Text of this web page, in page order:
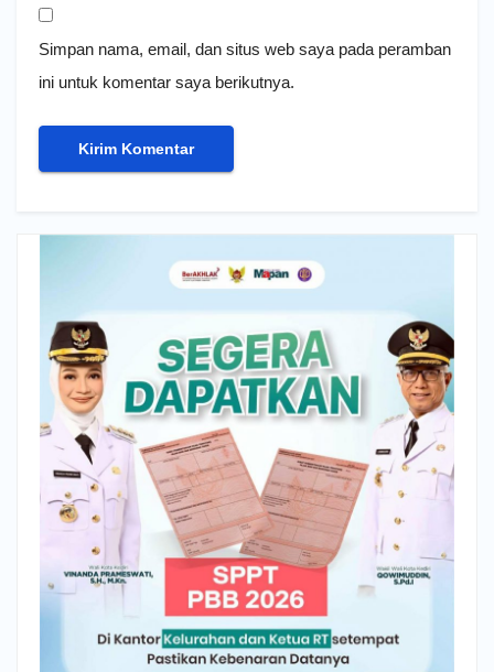
Simpan nama, email, dan situs web saya pada peramban
ini untuk komentar saya berikutnya.